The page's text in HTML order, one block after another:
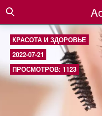
КРАСОТА И ЗДОРОВЬЕ
2022-07-21
ПРОСМОТРОВ: 1123